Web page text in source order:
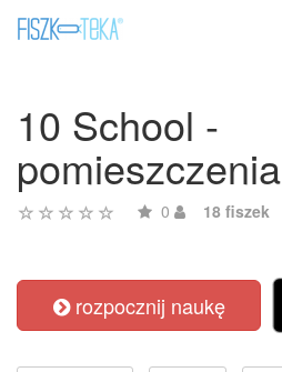
10 School -
pomieszczenia
0 18 fiszek
rozpocznij naukę